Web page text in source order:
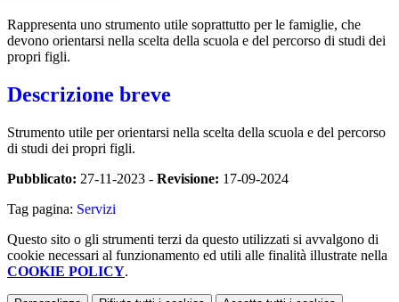
Rappresenta uno strumento utile soprattutto per le famiglie, che
devono orientarsi nella scelta della scuola e del percorso di studi dei
propri figli.
Descrizione breve
Strumento utile per orientarsi nella scelta della scuola e del percorso
di studi dei propri figli.
Pubblicato: 27-11-2023 - Revisione: 17-09-2024
Tag pagina: Servizi
Questo sito o gli strumenti terzi da questo utilizzati si avvalgono di
cookie necessari al funzionamento ed utili alle finalità illustrate nella
COOKIE POLICY.